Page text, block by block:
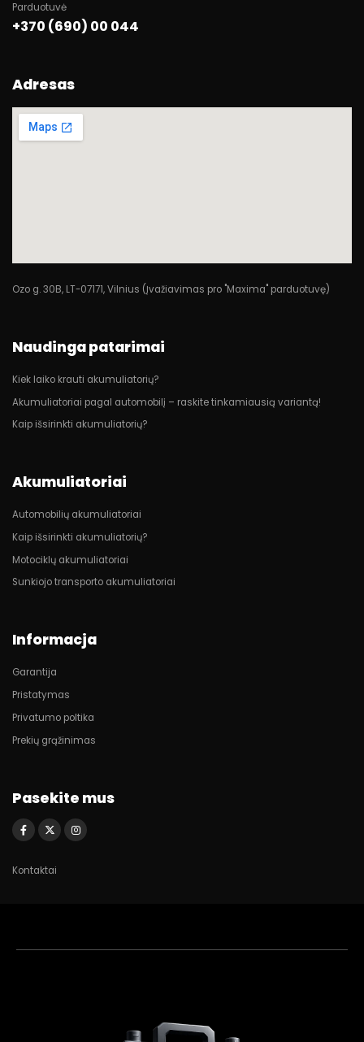
Parduotuvė
+370 (690) 00 044
Adresas
Ozo g. 30B, LT-07171, Vilnius (Įvažiavimas pro "Maxima" parduotuvę)
Naudinga patarimai
Kiek laiko krauti akumuliatorių?
Akumuliatoriai pagal automobilį – raskite tinkamiausią variantą!
Kaip išsirinkti akumuliatorių?
Akumuliatoriai
Automobilių akumuliatoriai
Kaip išsirinkti akumuliatorių?
Motociklų akumuliatoriai
Sunkiojo transporto akumuliatoriai
Informacja
Garantija
Pristatymas
Privatumo poltika
Prekių grąžinimas
Pasekite mus
Kontaktai